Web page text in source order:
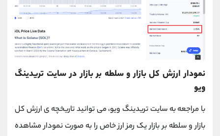
نمودار ارزش کل بازار و سلطه بر بازار در سایت تریدینگ
ویو
با مراجعه به سایت تریدینگ ویو، می توانید تاریخچه ی ارزش کل
بازار و سلطه بر بازار یک رمز ارز خاص را به صورت نمودار مشاهده